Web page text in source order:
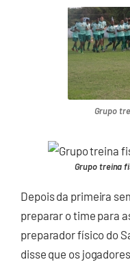
Grupo
Grupo treina
Depois da primeira
preparar o time para
preparador físico do
disse que os